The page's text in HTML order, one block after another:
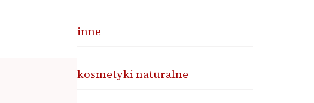
inne
kosmetyki naturalne